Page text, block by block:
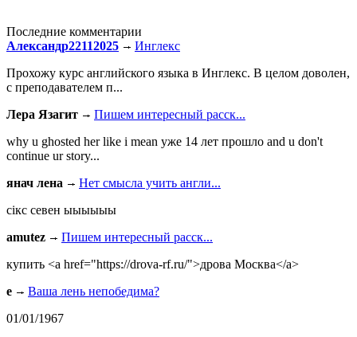
Последние комментарии
Александр22112025
Инглекс
Прохожу курс английского языка в Инглекс. В целом доволен,
с преподавателем п...
Лера Язагит
Пишем интересный расск...
why u ghosted her like i mean уже 14 лет прошло and u don't
continue ur story...
янач лена
Нет смысла учить англи...
сiкс севен ыыыыыы
amutez
Пишем интересный расск...
купить <a href="https://drova-rf.ru/">дрова Москва</a>
e
Ваша лень непобедима?
01/01/1967